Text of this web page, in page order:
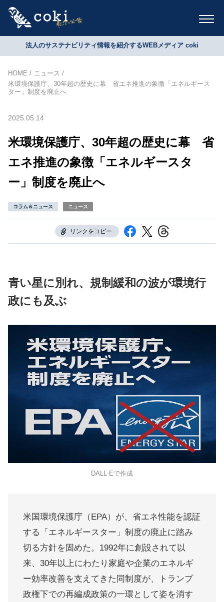
法人のサステナビリティ情報を紹介するWEBメディア coki
HOME
ニュース
米環境保護庁、30年超の歴史に幕 省エネ推進の象徴「エネルギース
ター」制度を廃止へ
2025.05.14
米環境保護庁、30年超の歴史に幕 省
エネ推進の象徴「エネルギースタ
ー」制度を廃止へ
コラム＆ニュース ニュース
リンクをコピー
青い星に別れ、規制緩和の波が環境行
政にも及ぶ
DALL-Eで作成
米国環境保護庁（EPA）が、省エネ性能を認証
する「エネルギースター」制度の廃止に踏み
切る方針を固めた。1992年に創設されて以
来、30年以上にわたり家庭や企業のエネルギ
ー効率改善を支えてきた同制度が、トランプ
政権下での再編成政策の一環として姿を消す